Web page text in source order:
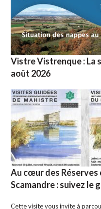
Vistre Vistrenque : La
août 2026
Au cœur des
Scamandre : suivez le
Cette visite vous invite à